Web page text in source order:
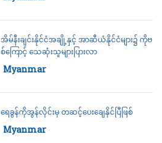
အိမ်နီးချင်းနိုင်ငံအချို့နှင့် အာဆီယံနိုင်ငံများ၌ ကိုဗ
စ်ကြောင့် သေဆုံးသူများပြားလာ
Category:
Myanmar
ရေခွန်ကိုအွန်လိုင်းမှ တဆင့်ပေးချေနိုင်ပြီဖြစ်
Category:
Myanmar